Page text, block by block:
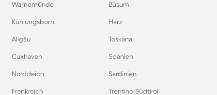
Warnemünde Büsum
Kühlungsborn Harz
Allgäu Toskana
Cuxhaven Spanien
Norddeich Sardinien
Frankreich Trentino-Südtirol